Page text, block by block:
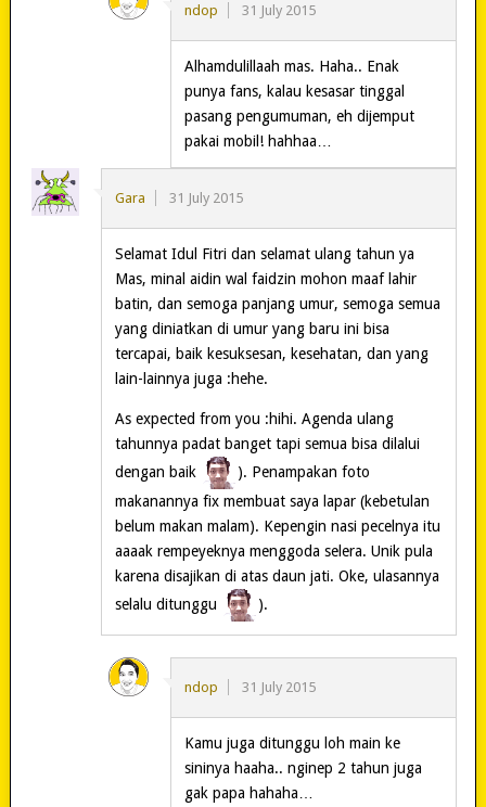
ndop 31 July 2015
Alhamdulillaah mas. Haha.. Enak
punya fans, kalau kesasar tinggal
pasang pengumuman, eh dijemput
pakai mobil! hahhaa…
Gara 31 July 2015
Selamat Idul Fitri dan selamat ulang tahun ya
Mas, minal aidin wal faidzin mohon maaf lahir
batin, dan semoga panjang umur, semoga semua
yang diniatkan di umur yang baru ini bisa
tercapai, baik kesuksesan, kesehatan, dan yang
lain-lainnya juga :hehe.
As expected from you :hihi. Agenda ulang
tahunnya padat banget tapi semua bisa dilalui
dengan baik
). Penampakan foto
makanannya fix membuat saya lapar (kebetulan
belum makan malam). Kepengin nasi pecelnya itu
aaaak rempeyeknya menggoda selera. Unik pula
karena disajikan di atas daun jati. Oke, ulasannya
selalu ditunggu
).
ndop 31 July 2015
Kamu juga ditunggu loh main ke
sininya haaha.. nginep 2 tahun juga
gak papa hahaha…